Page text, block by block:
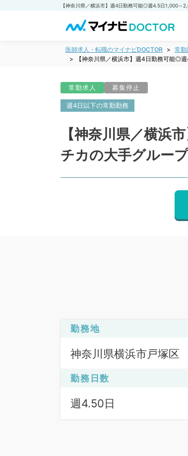
医師求人・転職のマイナビDOCTOR 常勤
【神奈川県／横浜市】週4日勤務可能◎
常勤求人 募集停止
週4日以下の常勤勤務
【神奈川県／横
チカの大手グルー
勤務地
神奈川県横浜市戸塚区
勤務日数
週4.50日